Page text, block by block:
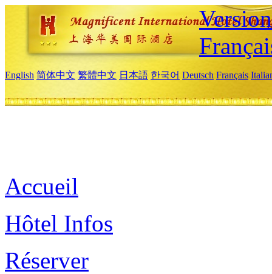
English 简体中文 繁體中文 日本語 한국어 Deutsch Français
Accueil
Hôtel Infos
Réserver